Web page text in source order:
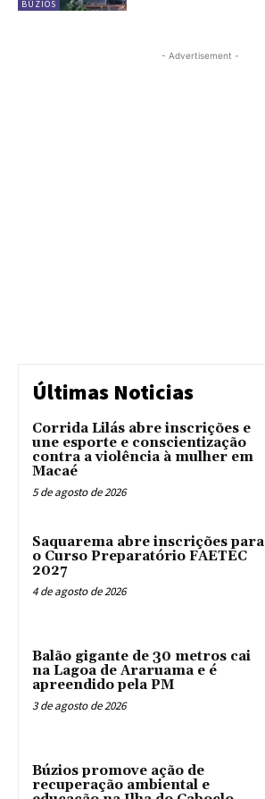
BÚZIOS
- Advertisement -
Últimas Noticias
Corrida Lilás abre inscrições e
une esporte e conscientização
contra a violência à mulher em
Macaé
5 de agosto de 2026
Saquarema abre inscrições para
o Curso Preparatório FAETEC
2027
4 de agosto de 2026
Balão gigante de 30 metros cai
na Lagoa de Araruama e é
apreendido pela PM
3 de agosto de 2026
Búzios promove ação de
recuperação ambiental e